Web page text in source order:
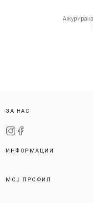
Ажурирана
ЗА НАС
ИНФОРМАЦИИ
МОЈ ПРОФИЛ